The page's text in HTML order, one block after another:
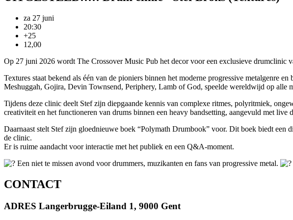
za 27 juni
20:30
+25
12,00
Op 27 juni 2026 wordt The Crossover Music Pub het decor voor een exclusieve drumclinic
Textures staat bekend als één van de pioniers binnen het moderne progressive metalgenre
Meshuggah, Gojira, Devin Townsend, Periphery, Lamb of God, speelde wereldwijd op alle
Tijdens deze clinic deelt Stef zijn diepgaande kennis van complexe ritmes, polyritmiek,
creativiteit en het functioneren van drums binnen een heavy bandsetting, aangevuld met live
Daarnaast stelt Stef zijn gloednieuwe boek “Polymath Drumbook” voor. Dit boek biedt een
de clinic.
Er is ruime aandacht voor interactie met het publiek en een Q&A-moment.
Een niet te missen avond voor drummers, muzikanten en fans van progressive metal.
CONTACT
ADRES Langerbrugge-Eiland 1, 9000 Gent